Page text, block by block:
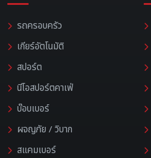
รถครอบครัว
เกียร์อัตโนมัติ
สปอร์ต
นีโอสปอร์ตคาเฟ่
บ๊อบเบอร์
ผจญภัย / วิบาก
สแคมเบอร์